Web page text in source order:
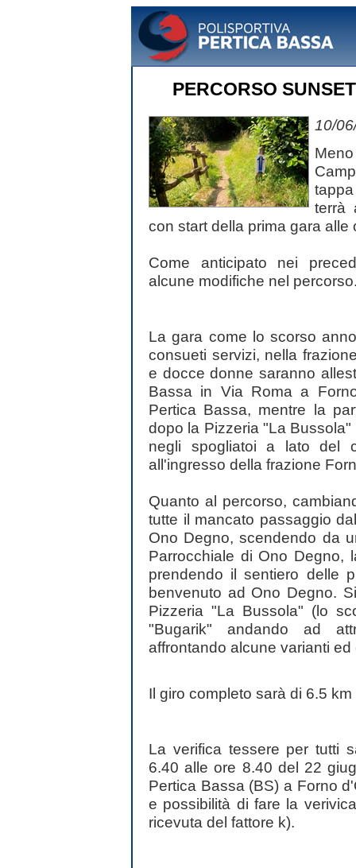
PERCORSO
10/
terrà
con start della prima gara
Come anticipato nei
alcune modifiche nel
La gara come lo scorso
consueti servizi, nella
e docce donne saranno
Bassa in Via Roma a
Pertica Bassa, mentre la
dopo la Pizzeria "La
negli spogliatoi a lato del
all'ingresso della frazione
Quanto al percorso,
tutte il mancato passaggio
Ono Degno, scendendo da
Parrocchiale di Ono Degno,
prendendo il sentiero delle
benvenuto ad Ono Degno.
Pizzeria "La Bussola" (lo
"Bugarik" andando ad
affrontando alcune varianti
Il giro completo sarà di 6.5
La verifica tessere per tutti
6.40 alle ore 8.40 del 22
Pertica Bassa (BS) a Forno
e possibilità di fare la
ricevuta del fattore k).